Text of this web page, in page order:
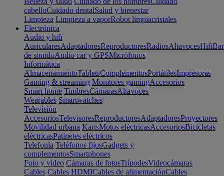
cabelloCuidado dentalSalud y bienestar
Limpieza Limpieza a vaporRobot limpiacristales
Electrónica
Audio y hifi
AuricularesAdaptadoresReproductoresRadiosAltavocesHifi
de sonidoAudio car y GPSMicrófonos
Informática
AlmacenamientoTabletsComplementosPortátilesImpresoras
Gaming & streaming Monitores gamingAccesorios
Smart home TimbresCámarasAltavoces
Wearables Smartwatches
Televisión
AccesoriosTelevisoresReproductoresAdaptadoresProyectores
Movilidad urbana KartsMotos eléctricasAccesoriosBicicletas
eléctricasPatinetes eléctricos
Telefonía Teléfonos fijosGadgets y
complementosSmartphones
Foto y vídeo Cámaras de fotosTrípodesVideocámaras
Cables Cables HDMICables de alimentaciónCables